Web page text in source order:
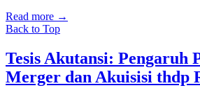
Read more →
Back to Top
Tesis Akutansi: Pengaruh
Merger dan Akuisisi thdp